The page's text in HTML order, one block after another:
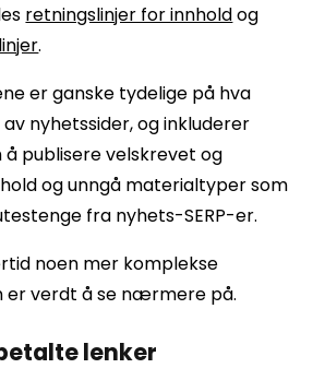
retningslinjer for innholdog
.
er ganske tydelige på hva
nyhetssider, og inkluderer
å publisere velskrevet og
og unngå materialtyper som
fra nyhets-SERP-er.
noen mer komplekse
er verdt å se nærmere på.
lenker